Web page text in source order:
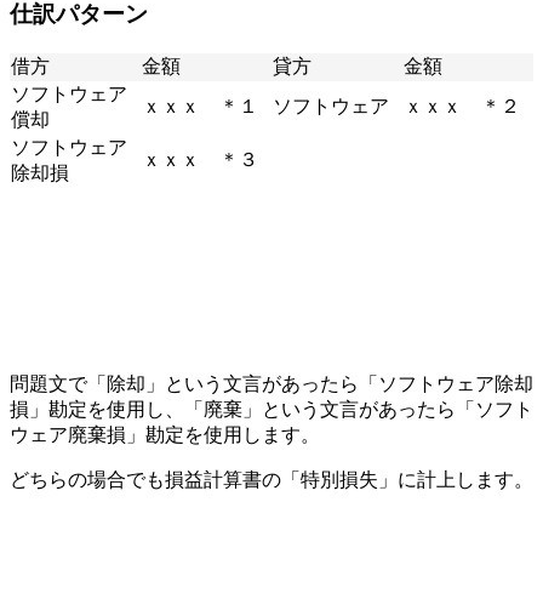
仕訳パターン
借方 金額 貸方
金額
ソフトウェア
償却
ｘｘｘ ＊１ ソフトウェア
ｘｘｘ ＊２
ソフトウェア
除却損
ｘｘｘ ＊３
問題文で「除却」という文言があったら「ソフトウェア除却
損」勘定を使用し、「廃棄」という文言があったら「ソフト
ウェア廃棄損」勘定を使用します。
どちらの場合でも損益計算書の「特別損失」に計上します。